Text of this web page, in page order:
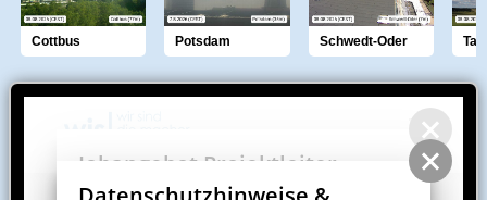
Cottbus Potsdam Schwedt-Oder